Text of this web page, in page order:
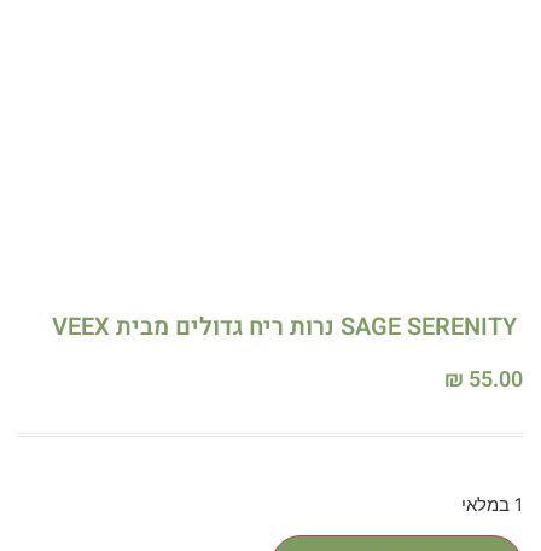
SAGE SERENITY נרות ריח גדולים מבית VEEX
₪ 55.00
1 במלאי